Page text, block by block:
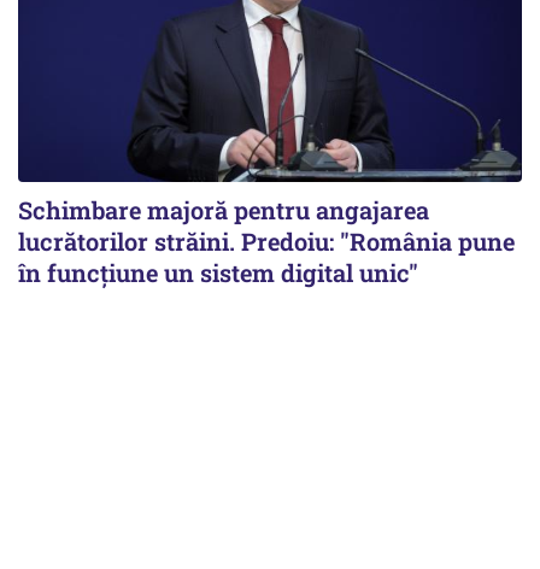
Schimbare majoră pentru angajarea
lucrătorilor străini. Predoiu: "România pune
în funcțiune un sistem digital unic"